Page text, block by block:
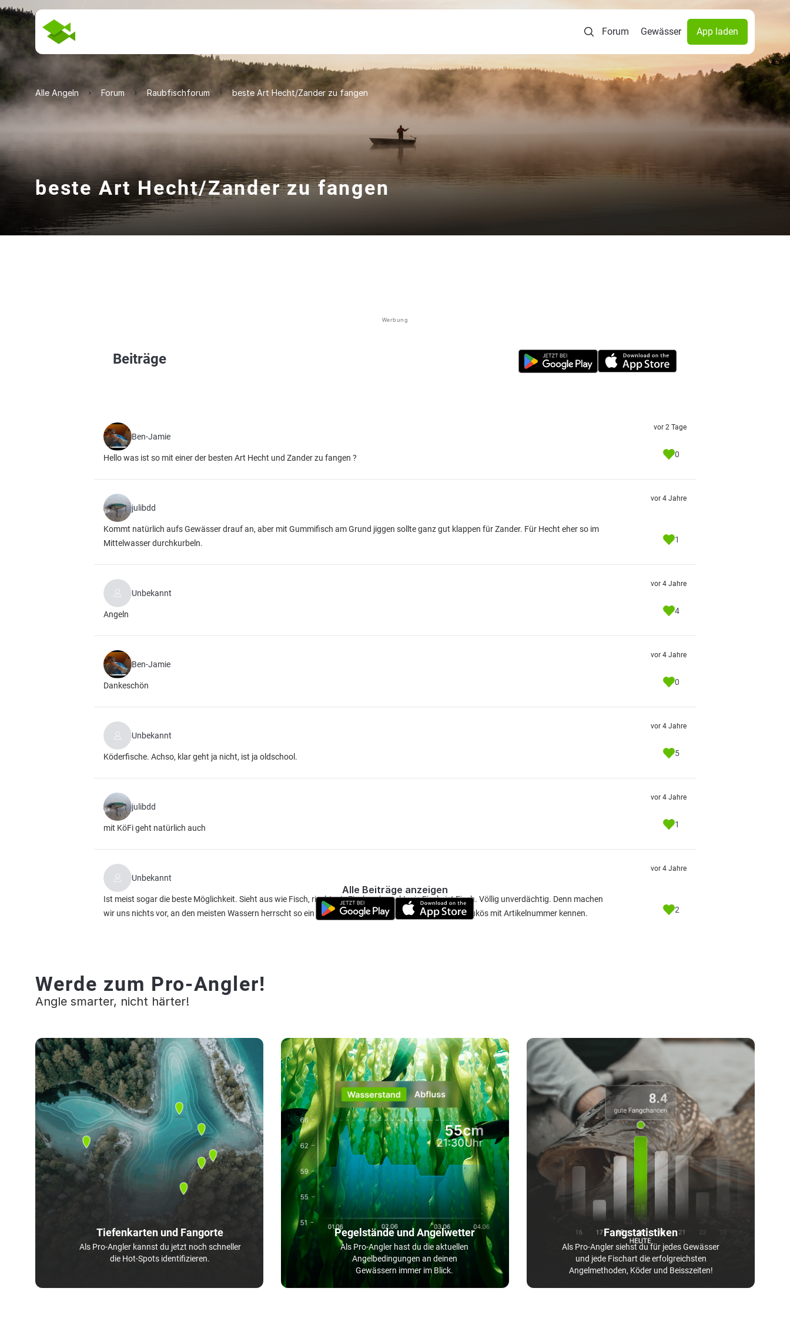
Forum Gewässer App laden
Alle Angeln Forum Raubfischforum beste Art Hecht/Zander zu fangen
beste Art Hecht/Zander zu fangen
Werbung
Beiträge
Ben-Jamie
Hello was ist so mit einer der besten Art Hecht und Zander zu fangen ?
vor 2 Tage
0
julibdd
Kommt natürlich aufs Gewässer drauf an, aber mit Gummifisch am Grund jiggen sollte ganz gut klappen für Zander. Für Hecht eher so im
Mittelwasser durchkurbeln.
vor 4 Jahre
1
Unbekannt
Angeln
vor 4 Jahre
4
Ben-Jamie
Dankeschön
vor 4 Jahre
0
Unbekannt
Köderfische. Achso, klar geht ja nicht, ist ja oldschool.
vor 4 Jahre
5
julibdd
mit KöFi geht natürlich auch
vor 4 Jahre
1
Unbekannt
Ist meist sogar die beste Möglichkeit. Sieht aus wie Fisch, riecht wie Fisch, schmeckt wie Fisch, ist Fisch. Völlig unverdächtig. Denn machen
wir uns nichts vor, an den meisten Wassern herrscht so ein hoher Angeldruck, das die Tiere, sämtlich Kukös mit Artikelnummer kennen.
vor 4 Jahre
2
Alle Beiträge anzeigen
Werde zum Pro-Angler!
Angle smarter, nicht härter!
Tiefenkarten und Fangorte
Als Pro-Angler kannst du jetzt noch schneller
die Hot-Spots identifizieren.
Pegelstände und Angelwetter
Als Pro-Angler hast du die aktuellen
Angelbedingungen an deinen
Gewässern immer im Blick.
Fangstatistiken
Als Pro-Angler siehst du für jedes Gewässer
und jede Fischart die erfolgreichsten
Angelmethoden, Köder und Beisszeiten!